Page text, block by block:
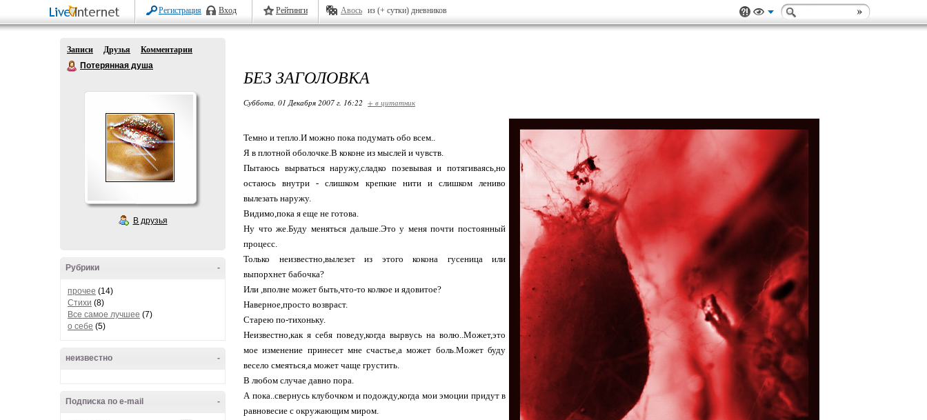
Регистрация Вход Рейтинги Авось из (+ сутки) дневников
Записи Друзья
Комментарии
Потерянная душа
В друзья
-
Рубрики
прочее (14)
Стихи (8)
Все самое лучшее (7)
о себе (5)
-
неизвестно
-
Подписка по e-mail
БЕЗ ЗАГОЛОВКА
Суббота, 01 Декабря 2007 г. 16:22 + в цитатник
Темно и тепло.И можно пока подумать обо всем..
Я в плотной оболочке.В коконе из мыслей и чувств.
Пытаюсь вырваться наружу,сладко позевывая и потягиваясь,но
остаюсь внутри - слишком крепкие нити и слишком лениво
вылезать наружу.
Видимо,пока я еще не готова.
Ну что же.Буду меняться дальше.Это у меня почти постоянный
процесс.
Только неизвестно,вылезет из этого кокона гусеница или
выпорхнет бабочка?
Или ,вполне может быть,что-то колкое и ядовитое?
Наверное,просто возвраст.
Старею по-тихоньку.
Неизвестно,как я себя поведу,когда вырвусь на волю..Может,это
мое изменение принесет мне счастье,а может боль.Может буду
весело смеяться,а может чаще грустить.
В любом случае давно пора.
А пока..свернусь клубочком и подожду,когда мои эмоции придут в
равновесие с окружающим миром.